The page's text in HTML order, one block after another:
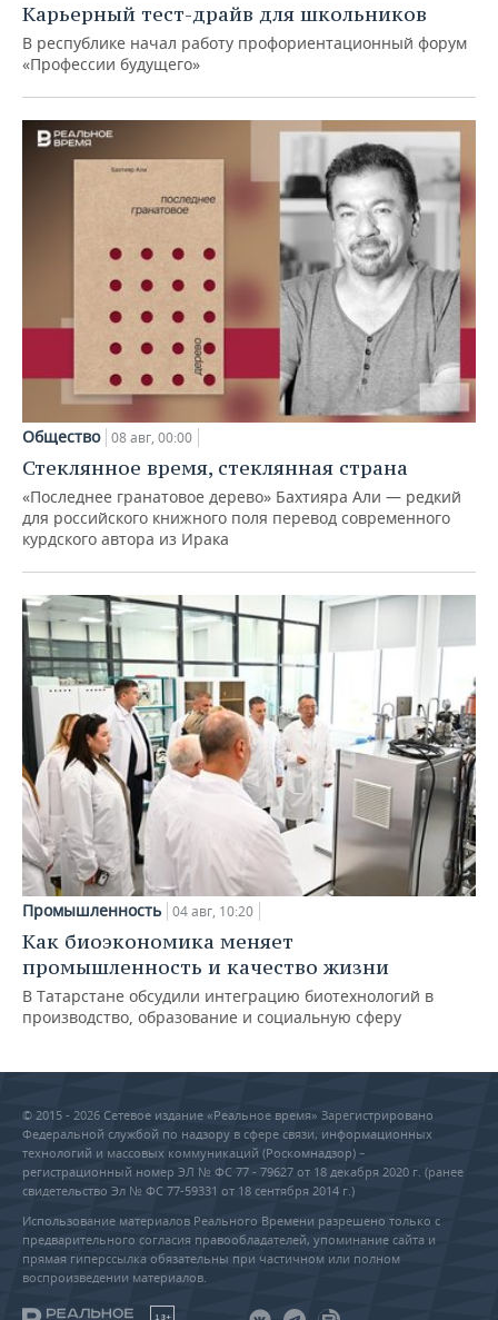
Карьерный тест-драйв для школьников
В республике начал работу профориентационный форум
«Профессии будущего»
Общество 08 авг, 00:00
Стеклянное время, стеклянная страна
«Последнее гранатовое дерево» Бахтияра Али — редкий
для российского книжного поля перевод современного
курдского автора из Ирака
Промышленность 04 авг, 10:20
Как биоэкономика меняет
промышленность и качество жизни
В Татарстане обсудили интеграцию биотехнологий в
производство, образование и социальную сферу
© 2015 - 2026 Сетевое издание «Реальное время» Зарегистрировано
Федеральной службой по надзору в сфере связи, информационных
технологий и массовых коммуникаций (Роскомнадзор) –
регистрационный номер ЭЛ № ФС 77 - 79627 от 18 декабря 2020 г. (ранее
свидетельство Эл № ФС 77-59331 от 18 сентября 2014 г.)
Использование материалов Реального Времени разрешено только с
предварительного согласия правообладателей, упоминание сайта и
прямая гиперссылка обязательны при частичном или полном
воспроизведении материалов.
18+